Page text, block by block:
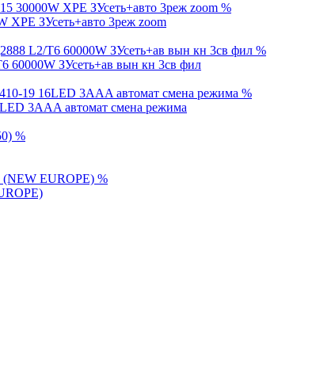
%
XPE ЗУсеть+авто 3реж zoom
%
60000W ЗУсеть+ав вын кн 3св фил
%
3AAA автомат смена режима
%
%